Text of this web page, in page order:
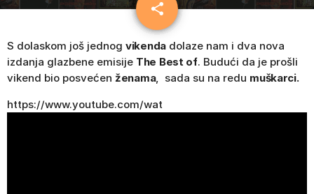
share
email
S dolaskom još jednog vikendadolaze nam i dva nova
izdanja glazbene emisije The Best of. Budući da je prošli
vikend bio posvećen ženama, sada su na redu muškarci.
https://www.youtube.com/wat